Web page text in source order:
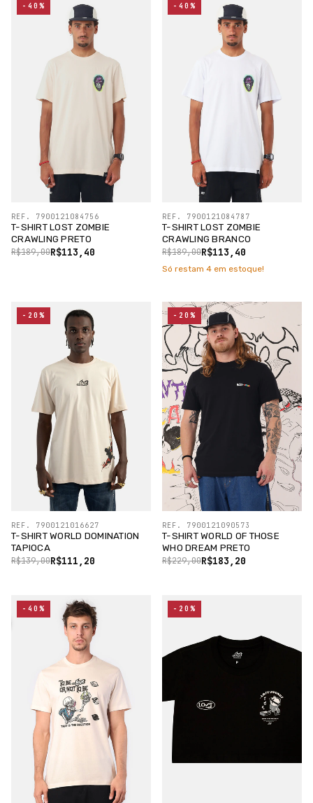
T-SHIRT LOST ZOMBIE
CRAWLING PRETO
R$113,40
R$189,00
REF. 7900121084756
-40%
T-SHIRT LOST ZOMBIE
CRAWLING BRANCO
R$113,40
R$189,00
REF. 7900121084787
-40%
Só restam 4 em estoque!
T-SHIRT WORLD DOMINATION
TAPIOCA
R$111,20
R$139,00
REF. 7900121016627
-20%
T-SHIRT WORLD OF THOSE
WHO DREAM PRETO
R$183,20
R$229,00
REF. 7900121090573
-20%
-40% -20%